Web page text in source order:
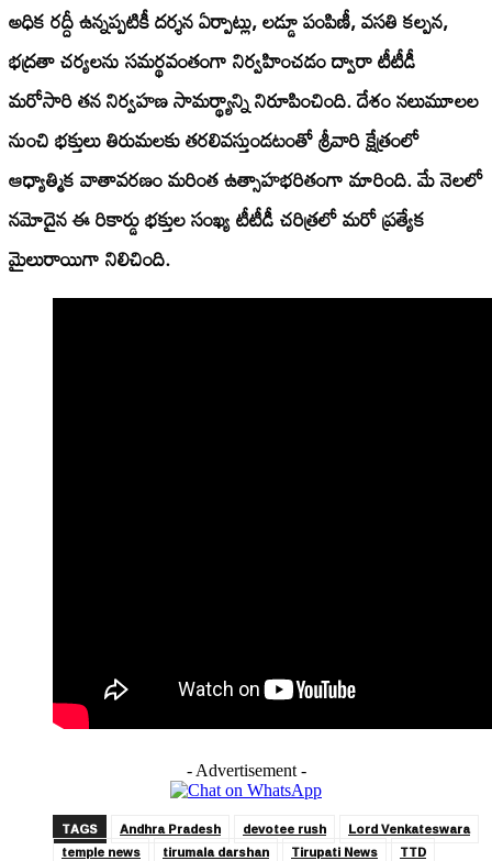
అధిక రద్దీ ఉన్నప్పటికీ దర్శన ఏర్పాట్లు, లడ్డూ పంపిణీ, వసతి కల్పన,
భద్రతా చర్యలను సమర్థవంతంగా నిర్వహించడం ద్వారా టీటీడీ
మరోసారి తన నిర్వహణ సామర్థ్యాన్ని నిరూపించింది. దేశం నలుమూలల
నుంచి భక్తులు తిరుమలకు తరలివస్తుండటంతో శ్రీవారి క్షేత్రంలో
ఆధ్యాత్మిక వాతావరణం మరింత ఉత్సాహభరితంగా మారింది. మే నెలలో
నమోదైన ఈ రికార్డు భక్తుల సంఖ్య టీటీడీ చరిత్రలో మరో ప్రత్యేక
మైలురాయిగా నిలిచింది.
- Advertisement -
TAGS Andhra Pradesh devotee rush
Lord Venkateswara
temple news
tirumala darshan Tirupati News TTD